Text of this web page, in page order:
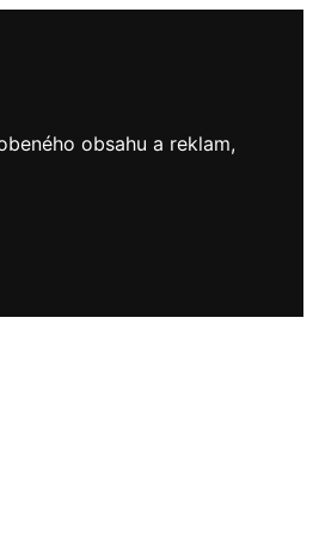
obsahu a reklam,